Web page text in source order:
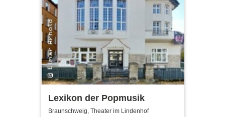
Lexikon der Popmusik
Braunschweig, Theater im Lindenhof